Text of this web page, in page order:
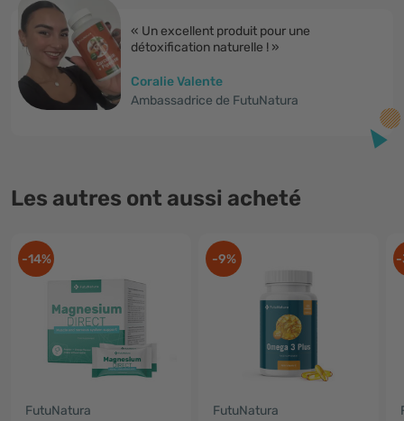
« Un excellent produit pour une
détoxification naturelle ! »
Coralie Valente
Ambassadrice de FutuNatura
Les autres ont aussi acheté
-14%
FutuNatura
-9%
FutuNatura
-